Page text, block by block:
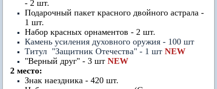
- 2 шт.
Подарочный пакет красного двойного астрала -
1 шт.
Набор красных орнаментов - 2 шт.
Камень усиления духовного оружия - 100 шт
Титул "Защитник Отечества" - 1 шт NEW
"Верный друг" - 3 шт NEW
2 место:
Знак наездника - 420 шт.